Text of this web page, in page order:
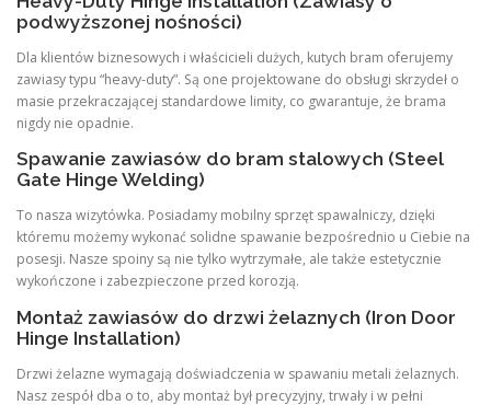
podwyższonej nośności)
Dla klientów biznesowych i właścicieli dużych, kutych bram oferujemy
zawiasy typu “heavy-duty”. Są one projektowane do obsługi skrzydeł o
masie przekraczającej standardowe limity, co gwarantuje, że brama
nigdy nie opadnie.
Spawanie zawiasów do bram stalowych (Steel
Gate Hinge Welding)
To nasza wizytówka. Posiadamy mobilny sprzęt spawalniczy, dzięki
któremu możemy wykonać solidne spawanie bezpośrednio u Ciebie na
posesji. Nasze spoiny są nie tylko wytrzymałe, ale także estetycznie
wykończone i zabezpieczone przed korozją.
Montaż zawiasów do drzwi żelaznych (Iron Door
Hinge Installation)
Drzwi żelazne wymagają doświadczenia w spawaniu metali żelaznych.
Nasz zespół dba o to, aby montaż był precyzyjny, trwały i w pełni